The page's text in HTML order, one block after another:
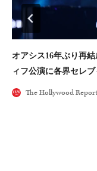
オアシス16年ぶり再
ィフ公演に各界セレブ
The Hollywood